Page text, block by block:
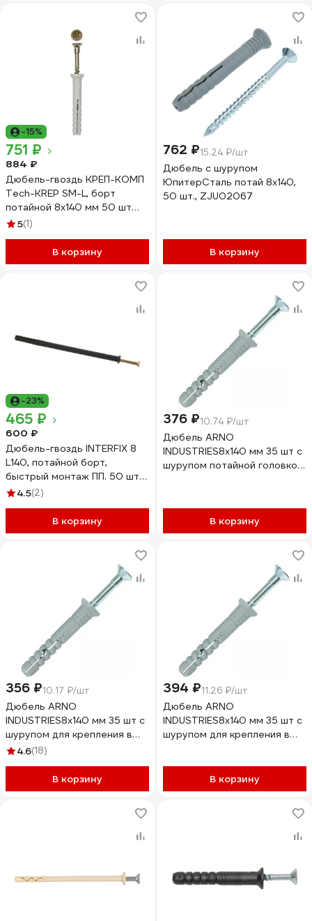
-15%
751 ₽
884 ₽
Дюбель-гвоздь КРЕП-КОМП
Tech-KREP SM-L, борт
потайной 8х140 мм 50 шт
дг8140птк
5(1)
В корзину
762 ₽15.24 ₽/шт
Дюбель с шурупом
ЮпитерСталь потай 8х140,
50 шт., ZJU02067
В корзину
-23%
465 ₽
600 ₽
Дюбель-гвоздь INTERFIX 8
L140, потайной борт,
быстрый монтаж ПП. 50 шт
7249
4.5(2)
В корзину
376 ₽10.74 ₽/шт
Дюбель ARNO
INDUSTRIES8х140 мм 35 шт с
шурупом потайной головкой
В корзину
356 ₽10.17 ₽/шт
Дюбель ARNO
INDUSTRIES8х140 мм 35 шт с
шурупом для крепления в
стене и бетоне шуруп
AG1100814062099
4.6(18)
В корзину
394 ₽11.26 ₽/шт
Дюбель ARNO
INDUSTRIES8х140 мм 35 шт с
шурупом для крепления в
В корзину